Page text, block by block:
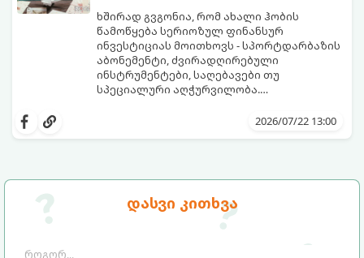
დასვი კითხვა
ხშირად გვგონია, რომ ახალი ჰობის
წამოწყება სერიოზულ ფინანსურ
ინვესტიციას მოითხოვს - სპორტდარბაზის
აბონემენტი, ძვირადღირებული
ინსტრუმენტები, საღებავები თუ
სპეციალური აღჭურვილობა.
შემოქმედებითი და სასარგებლო
ხელთ: ინტერნეტი, სმარტფონი, ფურცელი
თანაბრად ავითარებს გონებასა და
2026/07/22 13:00